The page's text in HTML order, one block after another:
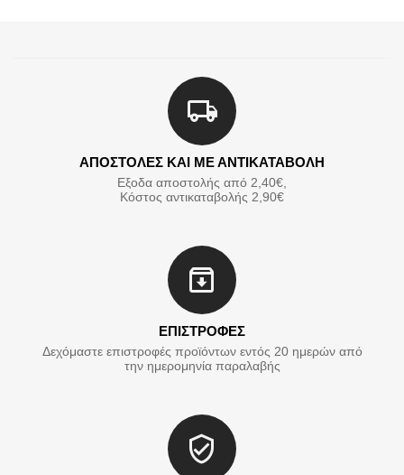
ΑΠΟΣΤΟΛΕΣ ΚΑΙ ΜΕ ΑΝΤΙΚΑΤΑΒΟΛΗ
Εξοδα αποστολής από 2,40€,
Κόστος αντικαταβολής 2,90€
ΕΠΙΣΤΡΟΦΕΣ
Δεχόμαστε επιστροφές προϊόντων εντός 20 ημερών από
την ημερομηνία παραλαβής